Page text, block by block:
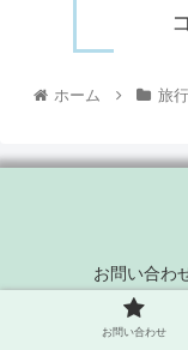
ホーム 旅行
お問い合わ
お問い合わせ